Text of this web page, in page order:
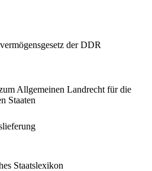
der DDR
Allgemeinen Landrecht für die
Staaten
Staatslexikon